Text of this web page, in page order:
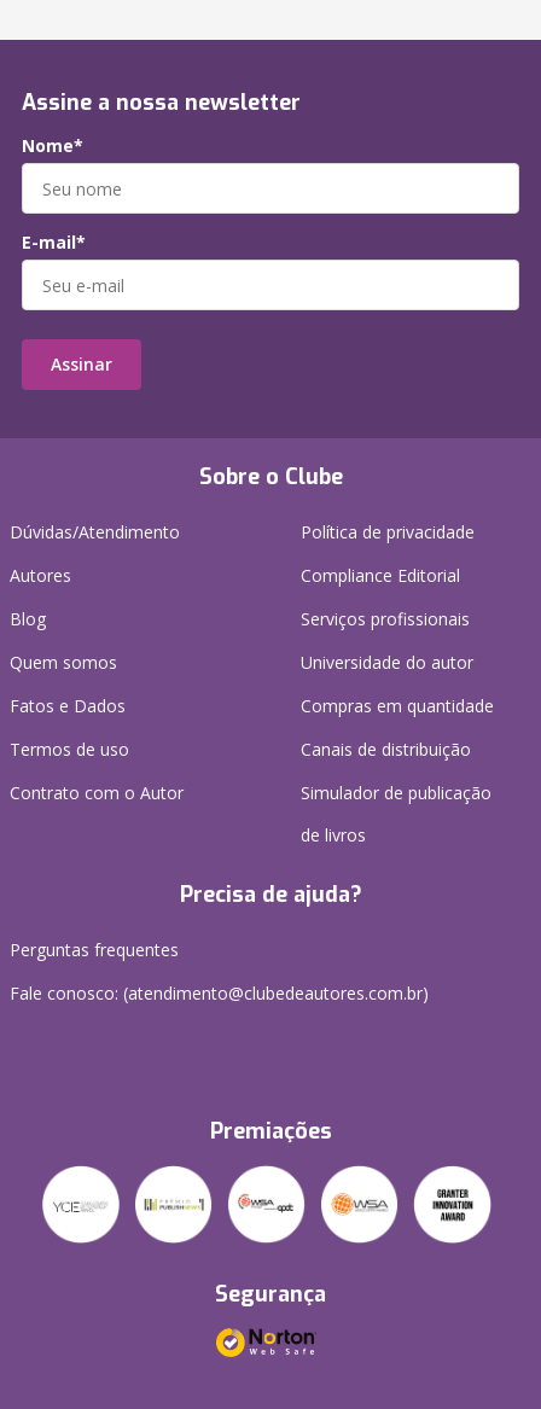
Sobre o Clube
Dúvidas/Atendimento
Autores
Blog
Quem somos
Fatos e Dados
Termos de uso
Contrato com o Autor
Política de privacidade
Compliance Editorial
Serviços profissionais
Universidade do autor
Compras em quantidade
Canais de distribuição
Simulador de publicação
de livros
Precisa de ajuda?
Perguntas frequentes
Fale conosco: (atendimento@clubedeautores.com.br)
Premiações
Segurança
Assine a nossa newsletter
Nome*
E-mail*
Assinar